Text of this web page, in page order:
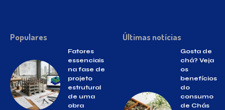
Populares
Fatores
essenciais
na fase de
projeto
estrutural
de uma
obra
Últimas notícias
Gosta de
chá? Veja
os
benefícios
do
consumo
de Chás